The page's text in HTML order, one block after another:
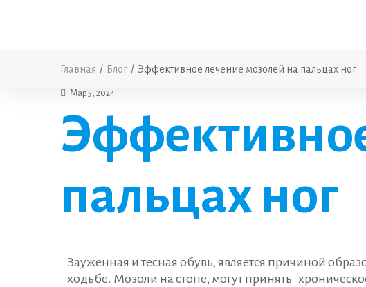
Главная / Блог / Эффективное лечение мозолей на пальцах ног
Мар 5, 2024
пальцах ног
Зауженная и тесная обувь, является причиной
ходьбе. Мозоли на стопе, могут принять